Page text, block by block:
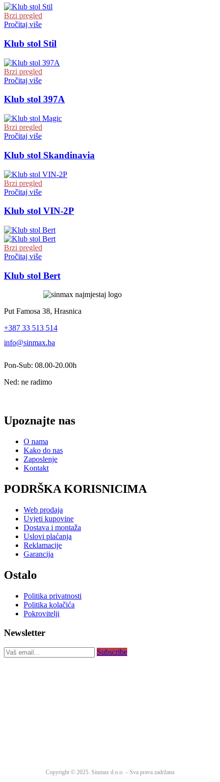
Brzi pregled
Pročitaj više
Klub stol Stil
Brzi pregled
Pročitaj više
Klub stol 397A
Brzi pregled
Pročitaj više
Klub stol Skandinavia
Brzi pregled
Pročitaj više
Klub stol VIN-2P
Brzi pregled
Pročitaj više
Klub stol Bert
Put Famosa 38, Hrasnica
+387 33 513 514
info@sinmax.ba
Pon-Sub: 08.00-20.00h
Ned: ne radimo
Upoznajte nas
O nama
Kako do nas
Zaposlenje
Kontakt
PODRŠKA KORISNICIMA
Web prodaja
Uvjeti kupovine
Dostava i montaža
Uslovi plaćanja
Reklamacije
Garancija
Ostalo
Politika privatnosti
Politika kolačića
Pokrovitelji
Newsletter
Subscribe
Copyright © 2025. Sinmax d.o.o. – Sva prava zadržana